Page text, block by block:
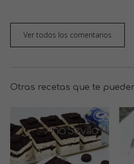
Ver todos los comentarios
Otras recetas que te